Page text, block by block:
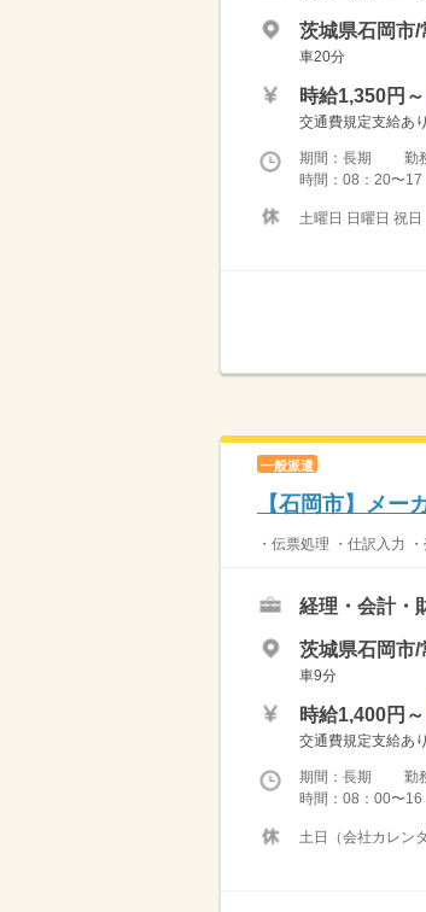
茨城県石岡市/
車20分
時給1,350円～
交通費規定支給あり
期間：長期 勤務
時間：08：20〜
土曜日 日曜日 祝日
一般派遣
【石岡市】メ
・伝票処理 ・仕訳入力
経理・会計・
茨城県石岡市
車9分
時給1,400円～
交通費規定支給あり
期間：長期 勤務
時間：08：00〜
土日（会社カレン